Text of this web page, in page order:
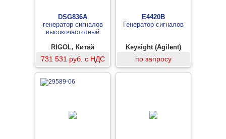
DSG836A
генератор сигналов
высокочастотный
RIGOL, Китай
731 531 руб. с НДС
E4420B
Генератор сигналов
Keysight (Agilent)
по запросу